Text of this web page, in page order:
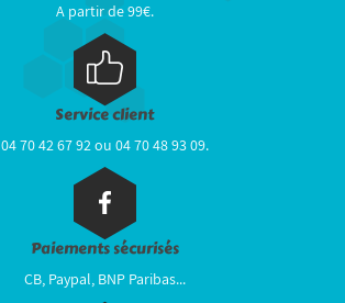
A partir de 99€.
Service client
04 70 42 67 92 ou 04 70 48 93 09.
Paiements sécurisés
CB, Paypal, BNP Paribas...